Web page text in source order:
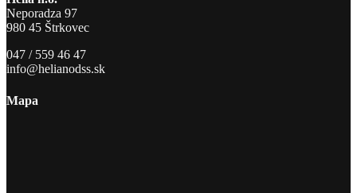
Neporadza 97
980 45 Štrkovec
047 / 559 46 47
info@helianodss.sk
Mapa